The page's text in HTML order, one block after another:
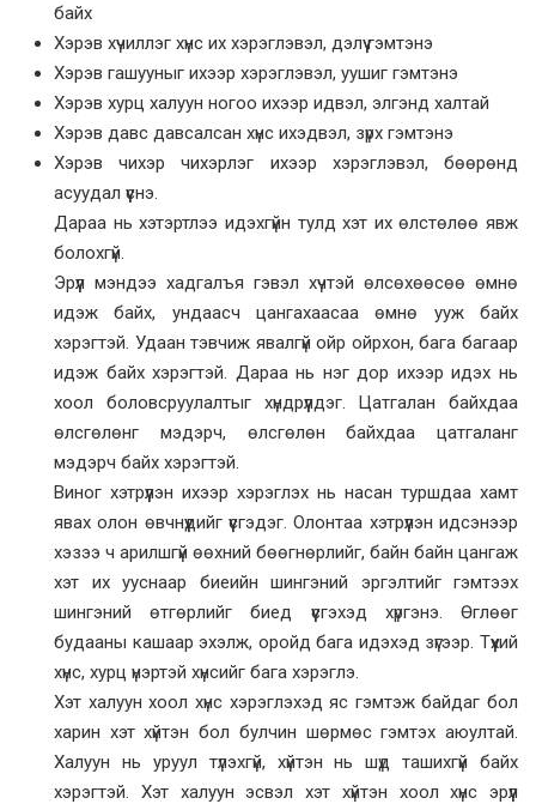
байх
Хэрэв хүчиллэг хүнс их хэрэглэвэл, дэлүү гэмтэнэ
Хэрэв гашууныг ихээр хэрэглэвэл, уушиг гэмтэнэ
Хэрэв хурц халуун ногоо ихээр идвэл, элгэнд халтай
Хэрэв давс давсалсан хүнс ихэдвэл, зүрх гэмтэнэ
Хэрэв чихэр чихэрлэг ихээр хэрэглэвэл, бөөрөнд
асуудал үүснэ.
Дараа нь хэтэртлээ идэхгүйн тулд хэт их өлстөлөө явж
болохгүй.
Эрүүл мэндээ хадгалъя гэвэл хүчтэй өлсөхөөсөө өмнө
идэж байх, ундаасч цангахаасаа өмнө ууж байх
хэрэгтэй. Удаан тэвчиж явалгүй ойр ойрхон, бага багаар
идэж байх хэрэгтэй. Дараа нь нэг дор ихээр идэх нь
хоол боловсруулалтыг хүндрүүлдэг. Цатгалан байхдаа
өлсгөлөнг мэдэрч, өлсгөлөн байхдаа цатгаланг
мэдэрч байх хэрэгтэй.
Виног хэтрүүлэн ихээр хэрэглэх нь насан туршдаа хамт
явах олон өвчнүүдийг үүсгэдэг. Олонтаа хэтрүүлэн идсэнээр
хэзээ ч арилшгүй өөхний бөөгнөрлийг, байн байн цангаж
хэт их ууснаар биеийн шингэний эргэлтийг гэмтээх
шингэний өтгөрлийг биед үүсгэхэд хүргэнэ. Өглөөг
будааны кашаар эхэлж, оройд бага идэхэд зүгээр. Түүхий
хүнс, хурц үнэртэй хүнсийг бага хэрэглэ.
Хэт халуун хоол хүнс хэрэглэхэд яс гэмтэж байдаг бол
харин хэт хүйтэн бол булчин шөрмөс гэмтэх аюултай.
Халуун нь уруул түлэхгүй, хүйтэн нь шүд ташихгүй байх
хэрэгтэй. Хэт халуун эсвэл хэт хүйтэн хоол хүнс эрүүл